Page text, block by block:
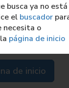
busca ya no
el buscador
necesita o
página de inicio
de inicio